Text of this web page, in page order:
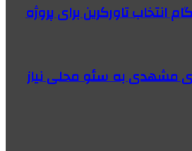
مشهدی به سئو محلی نیاز